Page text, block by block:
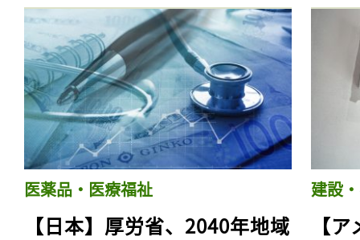
医薬品・医療福祉
【日本】厚労省、2040年地域
建設
【